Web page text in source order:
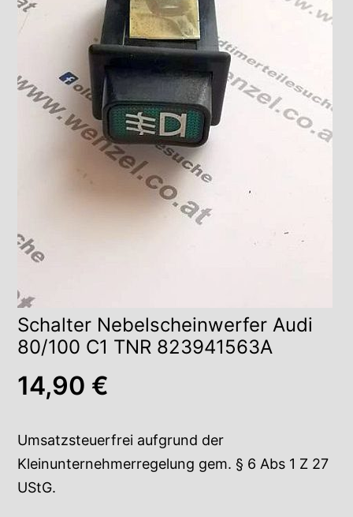
Schalter Nebelscheinwerfer Audi
80/100 C1 TNR 823941563A
14,90 €
Umsatzsteuerfrei aufgrund der
Kleinunternehmerregelung gem. § 6 Abs 1 Z 27
UStG.